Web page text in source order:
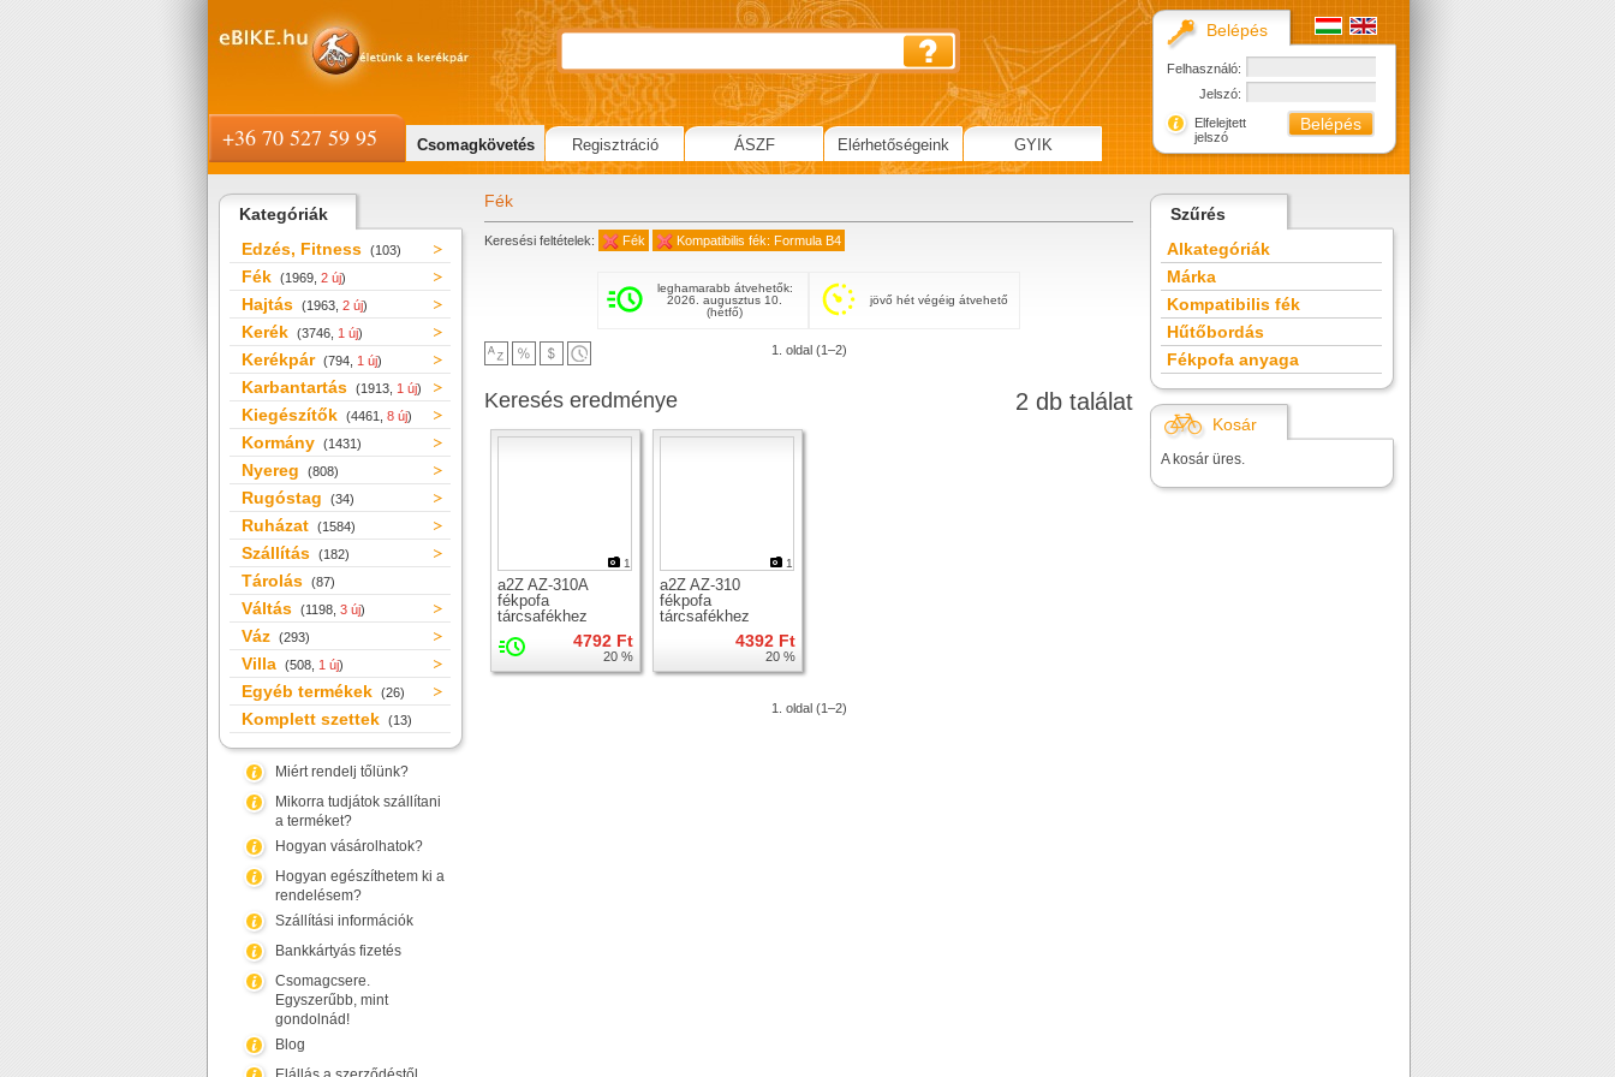
Kategóriák
Edzés, Fitness (103)
Fék (1969, 2 új)
Hajtás (1963, 2 új)
Kerék (3746, 1 új)
Kerékpár (794, 1 új)
Karbantartás (1913, 1 új)
Kiegészítők (4461, 8 új)
Kormány (1431)
Nyereg (808)
Rugóstag (34)
Ruházat (1584)
Szállítás (182)
Tárolás (87)
Váltás (1198, 3 új)
Váz (293)
Villa (508, 1 új)
Egyéb termékek (26)
Komplett szettek (13)
Miért rendelj tőlünk?
Mikorra tudjátok szállítani
a terméket?
Hogyan vásárolhatok?
Hogyan egészíthetem ki a
rendelésem?
Szállítási információk
Bankkártyás fizetés
Csomagcsere.
Egyszerűbb, mint
gondolnád!
Blog
Fék
Keresési feltételek: Fék Kompatibilis fék: Formula B4
leghamarabb átvehetők:
2026. augusztus 10.
(hétfő)
jövő hét végéig átvehető
1. oldal (1–2)
2 db találat
Keresés eredménye
1
a2Z AZ-310A
fékpofa
tárcsafékhez
4792 Ft
20 %
1
a2Z AZ-310
fékpofa
tárcsafékhez
4392 Ft
20 %
1. oldal (1–2)
Szűrés
Alkategóriák
Márka
Kompatibilis fék
Hűtőbordás
Fékpofa anyaga
Kosár
A kosár üres.
Belépés
Felhasználó:
Jelszó:
Elfelejtett
jelszó
+36 70 527 59 95 Csomagkövetés Regisztráció ÁSZF Elérhetőségeink GYIK